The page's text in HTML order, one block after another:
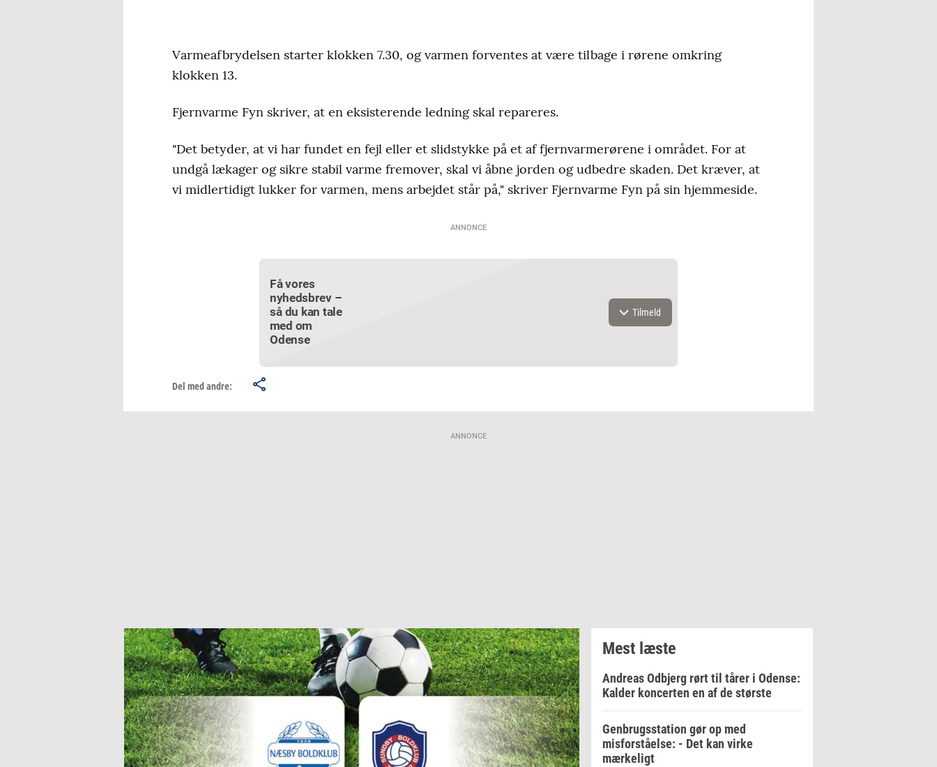
Varmeafbrydelsen starter klokken 7.30, og varmen forventes at være tilbage i rørene omkring
klokken 13.
Fjernvarme Fyn skriver, at en eksisterende ledning skal repareres.
"Det betyder, at vi har fundet en fejl eller et slidstykke på et af fjernvarmerørene i området. For at
undgå lækager og sikre stabil varme fremover, skal vi åbne jorden og udbedre skaden. Det kræver, at
vi midlertidigt lukker for varmen, mens arbejdet står på," skriver Fjernvarme Fyn på sin hjemmeside.
ANNONCE
Få vores
nyhedsbrev –
så du kan tale
med om
Odense
Tilmeld
Del med andre:
ANNONCE
Mest læste
Andreas Odbjerg rørt til tårer i Odense:
Kalder koncerten en af de største
Genbrugsstation gør op med
misforståelse: - Det kan virke
mærkeligt